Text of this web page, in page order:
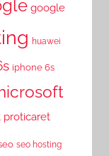
google
huawei
iphone 6s
proticaret
seo hosting